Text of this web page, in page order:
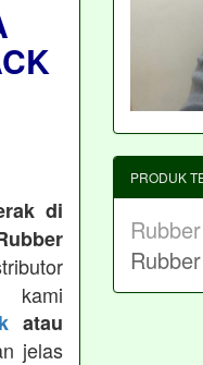
di
kami
atau
jelas
PRODUK